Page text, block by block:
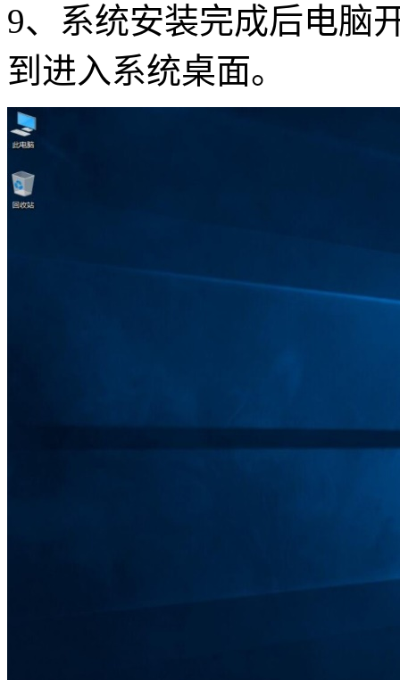
9、系统安装完成后电脑
到进入系统桌面。